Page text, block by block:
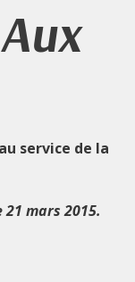
service de la
mars 2015.